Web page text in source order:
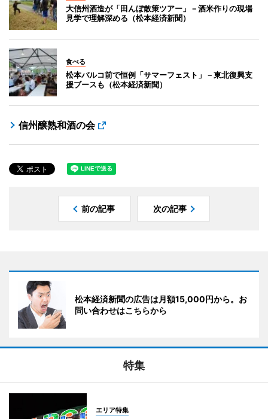
大信州酒造が「田んぼ散策ツアー」－酒米作りの現場
見学で理解深める（松本経済新聞）
食べる
松本パルコ前で恒例「サマーフェスト」－東北復興支
援ブースも（松本経済新聞）
信州醸熟和酒の会
前の記事 次の記事
松本経済新聞の広告は月額15,000円から。お
問い合わせはこちらから
特集
エリア特集